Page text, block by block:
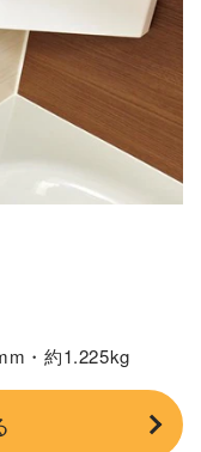
・約1.225kg